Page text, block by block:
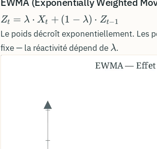
Z_t =
\lambda
\cdot
X_t + (1
Zt = λ ⋅ Xt + (1 − λ) ⋅ Zt−1
Le poids décroît exponentiellement. Les
fixe — la réactivité dépend de \lambda
λ.